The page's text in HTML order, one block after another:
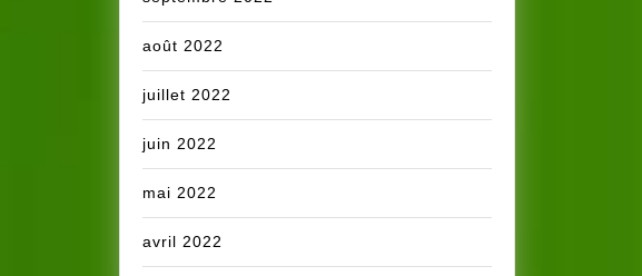
août 2022
juillet 2022
juin 2022
mai 2022
avril 2022